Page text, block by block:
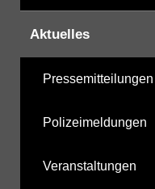
Aktuelles
Pressemitteilungen
Polizeimeldungen
Veranstaltungen